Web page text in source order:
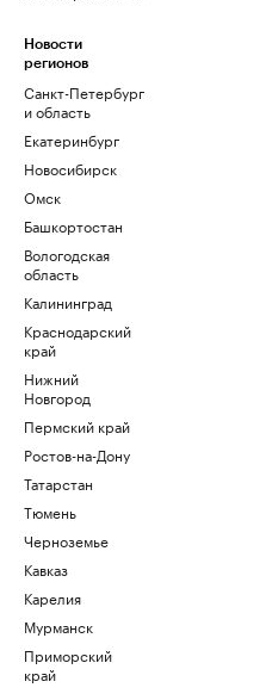
Новости
регионов
Санкт-Петербург
и область
Екатеринбург
Новосибирск
Омск
Башкортостан
Вологодская
область
Калининград
Краснодарский
край
Нижний
Новгород
Пермский край
Ростов-на-Дону
Татарстан
Тюмень
Черноземье
Кавказ
Карелия
Мурманск
Приморский
край